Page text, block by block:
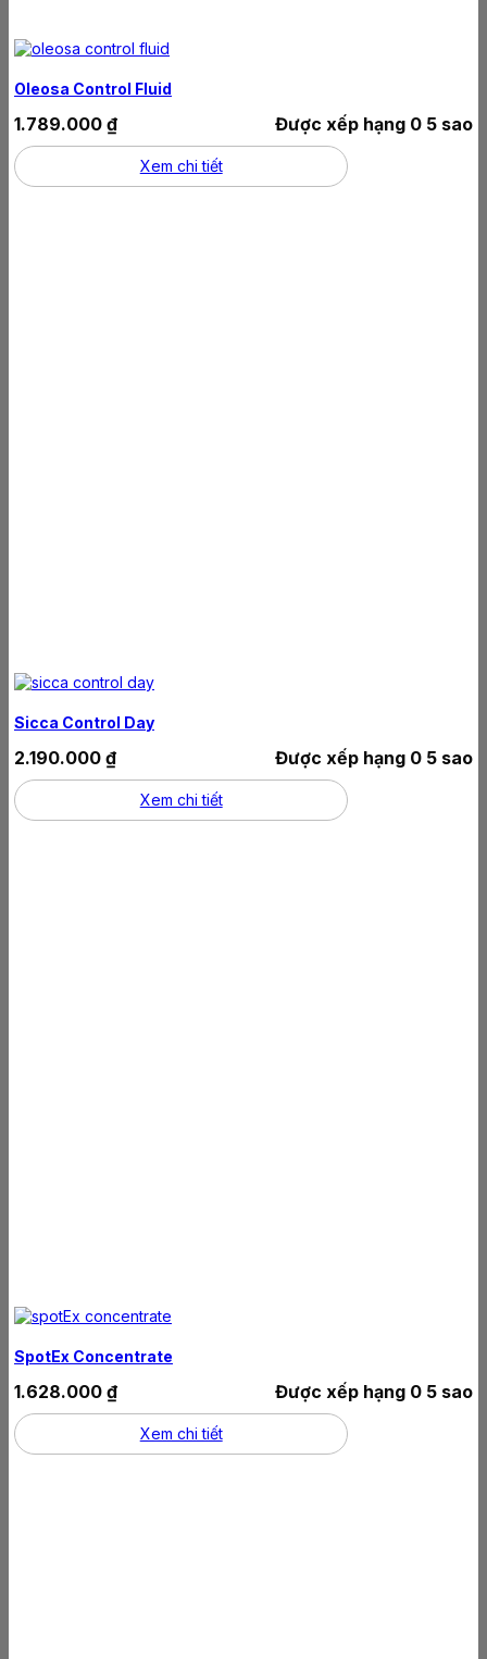
Oleosa Control Fluid
Được xếp hạng 0 5 sao
1.789.000 ₫
Xem chi tiết
Sicca Control Day
Được xếp hạng 0 5 sao
2.190.000 ₫
Xem chi tiết
SpotEx Concentrate
Được xếp hạng 0 5 sao
1.628.000 ₫
Xem chi tiết